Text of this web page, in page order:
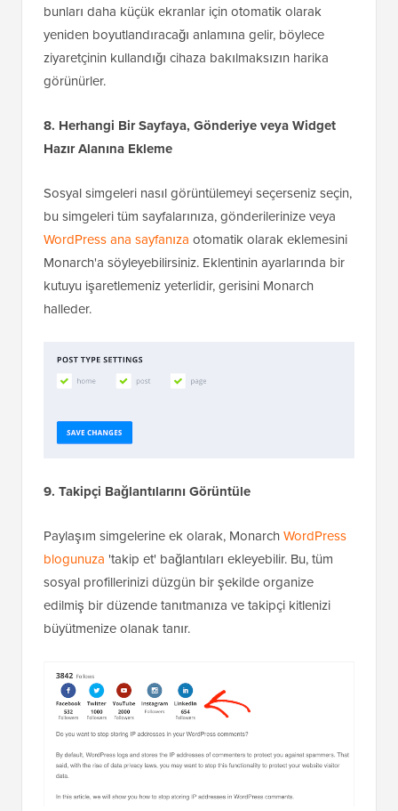
bunları daha küçük ekranlar için otomatik olarak
yeniden boyutlandıracağı anlamına gelir, böylece
ziyaretçinin kullandığı cihaza bakılmaksızın harika
görünürler.
8. Herhangi Bir Sayfaya, Gönderiye veya Widget
Hazır Alanına Ekleme
Sosyal simgeleri nasıl görüntülemeyi seçerseniz seçin,
bu simgeleri tüm sayfalarınıza, gönderilerinize veya
WordPress ana sayfanıza otomatik olarak eklemesini
Monarch'a söyleyebilirsiniz. Eklentinin ayarlarında bir
kutuyu işaretlemeniz yeterlidir, gerisini Monarch
halleder.
9. Takipçi Bağlantılarını Görüntüle
Paylaşım simgelerine ek olarak, MonarchWordPress
blogunuza 'takip et' bağlantıları ekleyebilir. Bu, tüm
sosyal profillerinizi düzgün bir şekilde organize
edilmiş bir düzende tanıtmanıza ve takipçi kitlenizi
büyütmenize olanak tanır.